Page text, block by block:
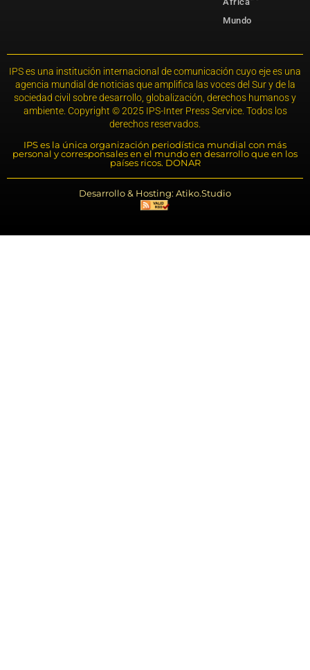
Mundo
IPS es una institución internacional de comunicación cuyo eje es una
agencia mundial de noticias que amplifica las voces del Sur y de la
sociedad civil sobre desarrollo, globalización, derechos humanos y
ambiente. Copyright © 2025 IPS-Inter Press Service. Todos los
derechos reservados.
IPS es la única organización periodística mundial con más
personal y corresponsales en el mundo en desarrollo que en los
países ricos. DONAR
Desarrollo & Hosting: Atiko.Studio